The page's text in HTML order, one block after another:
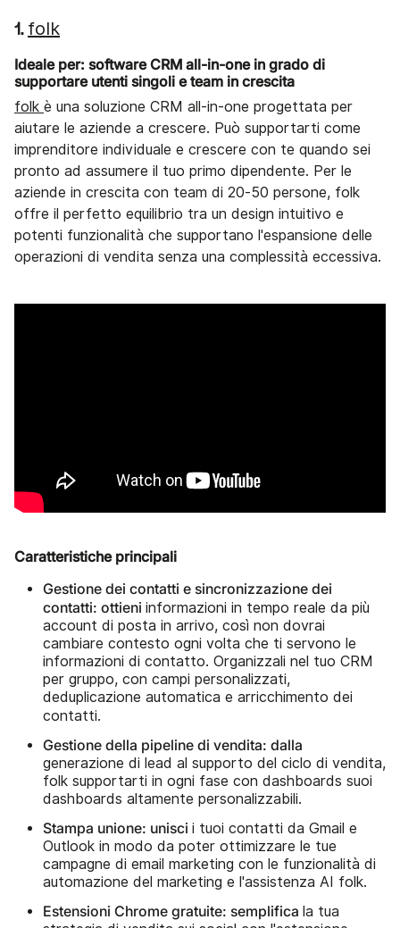
1. folk
Ideale per: software CRM all-in-one in grado di
supportare utenti singoli e team in crescita
folk è una soluzione CRM all-in-one progettata per
aiutare le aziende a crescere. Può supportarti come
imprenditore individuale e crescere con te quando sei
pronto ad assumere il tuo primo dipendente. Per le
aziende in crescita con team di 20-50 persone, folk
offre il perfetto equilibrio tra un design intuitivo e
potenti funzionalità che supportano l'espansione delle
operazioni di vendita senza una complessità eccessiva.
Caratteristiche principali
Gestione dei contatti e sincronizzazione dei
contatti: ottieni informazioni in tempo reale da più
account di posta in arrivo, così non dovrai
cambiare contesto ogni volta che ti servono le
informazioni di contatto. Organizzali nel tuo CRM
per gruppo, con campi personalizzati,
deduplicazione automatica e arricchimento dei
contatti.
Gestione della pipeline di vendita: dalla
generazione di lead al supporto del ciclo di vendita,
folk supportarti in ogni fase con dashboards suoi
dashboards altamente personalizzabili.
Stampa unione: unisci i tuoi contatti da Gmail e
Outlook in modo da poter ottimizzare le tue
campagne di email marketing con le funzionalità di
automazione del marketing e l'assistenza AI folk.
Estensioni Chrome gratuite: semplifica la tua